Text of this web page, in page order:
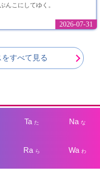
んこにしてゆく。
2026-07-31
すべて見る
Taた Na な
Ra ら Wa わ